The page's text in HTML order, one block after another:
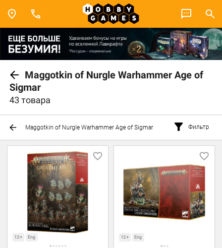
Maggotkin of Nurgle Warhammer Age of
Sigmar
43 товара
Maggotkin of Nurgle Warhammer Age of Sigmar Фильтр
12+ Eng 12+ Eng